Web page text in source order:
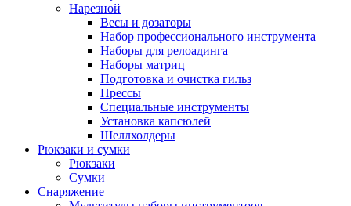
Нарезной
Весы и дозаторы
Набор профессионального инструмента
Наборы для релоадинга
Наборы матриц
Подготовка и очистка гильз
Прессы
Специальные инструменты
Установка капсюлей
Шеллхолдеры
Рюкзаки и сумки
Рюкзаки
Сумки
Снаряжение